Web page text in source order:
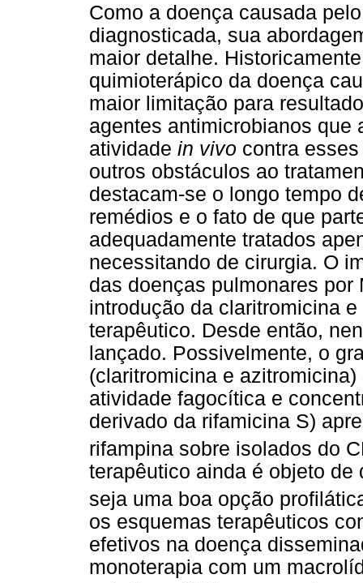
Como a doença causada
diagnosticada, sua
maior detalhe.
quimioterápico da doença
maior limitação para
agentes antimicrobianos
atividade in vivo contra
outros obstáculos ao
destacam-se o longo tempo
remédios e o fato de que
adequadamente tratados
necessitando de cirurgia. O
das doenças pulmonares
introdução da claritromicina
terapêutico. Desde então,
lançado. Possivelmente, o
(claritromicina e
atividade fagocítica e
derivado da rifamicina S)
rifampina sobre isolados do
terapêutico ainda é objeto
seja uma boa opção
os esquemas terapêuticos
efetivos na doença
monoterapia com um